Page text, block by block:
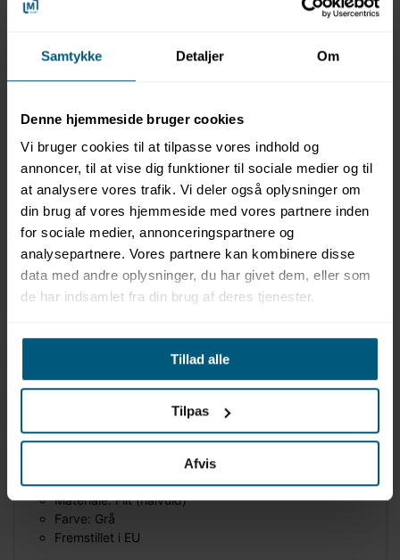
Samtykke Detaljer Om
Denne hjemmeside bruger cookies
Vi bruger cookies til at tilpasse vores indhold og
annoncer, til at vise dig funktioner til sociale medier og til
at analysere vores trafik. Vi deler også oplysninger om
din brug af vores hjemmeside med vores partnere inden
for sociale medier, annonceringspartnere og
analysepartnere. Vores partnere kan kombinere disse
data med andre oplysninger, du har givet dem, eller som
de har indsamlet fra din brug af deres tjenester.
Tillad alle
Tilpas
Afvis
SAUNAGUT® saunahat i grå filt er udviklet til at beskytte
hoved og hår mod intens varme i saunaen. Den er
fremstillet i halvuld, som effektivt isolerer og bidrager til en
mere stabil og behagelig temperatur under saunabrug.
Den grå farve giver et roligt og naturligt udtryk, som
passer ind i både klassiske og moderne saunaer. Farven er
samtidig praktisk i brug og fremstår stilren over tid.
Saunahatten er håndlavet og produceret i EU med fokus
på kvalitet og holdbarhed.
Der er mulighed for brodering af navn eller logo, hvilket
professionelle wellnessmiljøer. Kontakt for muligheder og
Produktdetaljer
Kategori: Saunaudstyr
Fit: One size
Materiale: Filt (halvuld)
Farve: Grå
Fremstillet i EU